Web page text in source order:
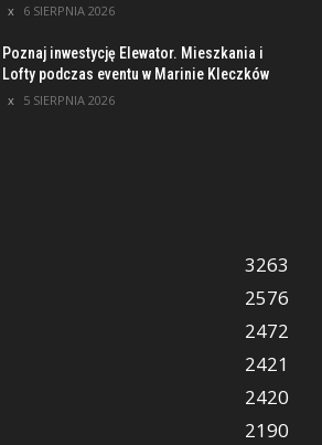
6 SIERPNIA 2026
Poznaj inwestycję Elewator. Mieszkania i
Lofty podczas eventu w Marinie Kleczków
5 SIERPNIA 2026
3263
2576
2472
2421
2420
2190